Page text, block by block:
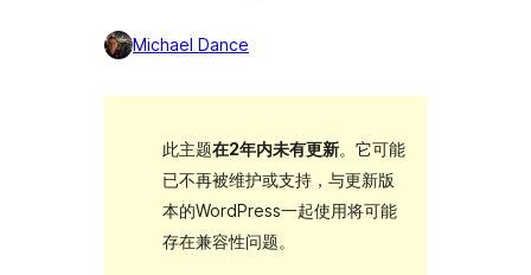
Michael Dance
此主题在2年内未有更新。它可能
已不再被维护或支持，与更新版
本的WordPress一起使用将可能
存在兼容性问题。